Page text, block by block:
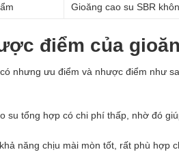
Gioăng cao su SBR
điểm của
nhưng ưu điểm và nhược điểm như
su tổng hợp có chi phí thấp, nhờ đó
năng chịu mài mòn tốt, rất phù hợp